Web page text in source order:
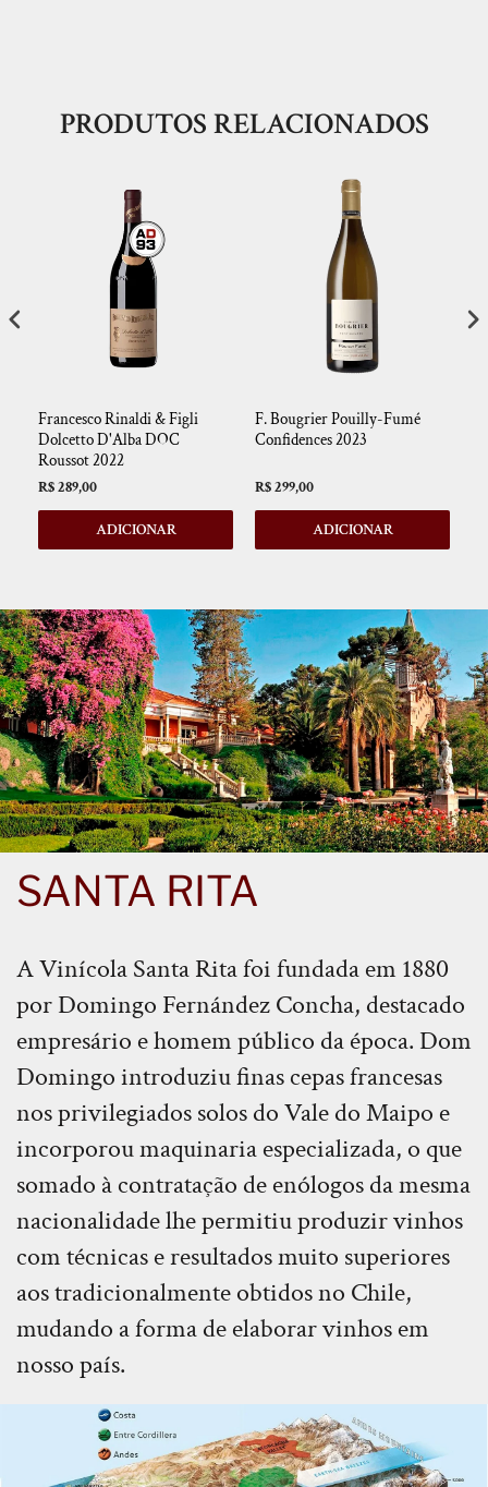
PRODUTOS RELACIONADOS
Francesco Rinaldi & Figli
Dolcetto D'Alba DOC
Roussot 2022
R$ 289,00
ADICIONAR
F. Bougrier Pouilly-Fumé
Confidences 2023
R$ 299,00
ADICIONAR
SANTA RITA
A Vinícola Santa Rita foi fundada em 1880
por Domingo Fernández Concha, destacado
empresário e homem público da época. Dom
Domingo introduziu finas cepas francesas
nos privilegiados solos do Vale do Maipo e
incorporou maquinaria especializada, o que
somado à contratação de enólogos da mesma
nacionalidade lhe permitiu produzir vinhos
com técnicas e resultados muito superiores
aos tradicionalmente obtidos no Chile,
mudando a forma de elaborar vinhos em
nosso país.